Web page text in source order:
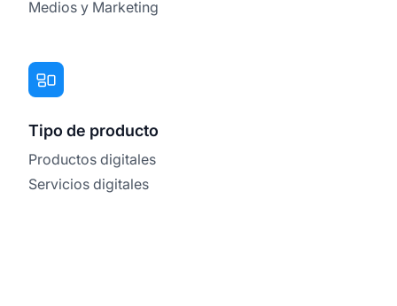
Medios y Marketing
Tipo de producto
Productos digitales
Servicios digitales